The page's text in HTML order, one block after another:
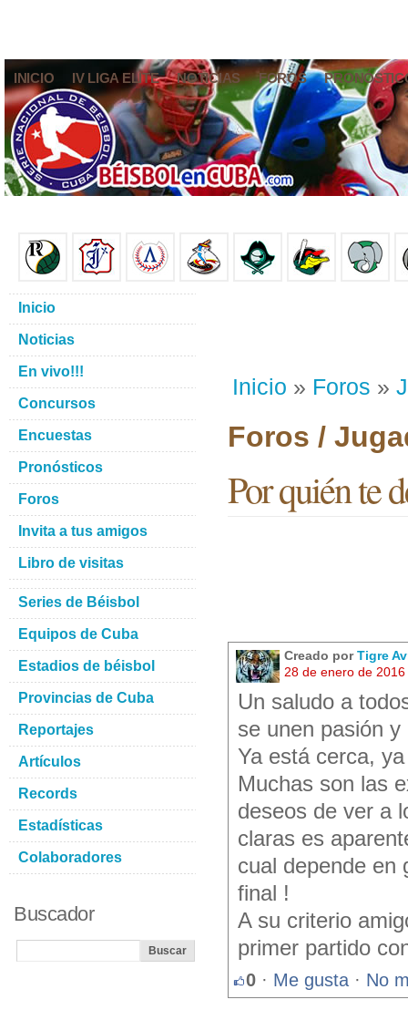
INICIO IV LIGA ELITE NOTICIAS FOROS
Inicio » Foros »
Foros /
Por quién te
Creado porTigre
28 de enero de
Un saludo a
se unen pasión y
Ya está cerca,
Muchas son las
deseos de ver a
claras es
cual depende en
final !
A su criterio
primer partido
0 · Me gusta · No
Inicio
Noticias
En vivo!!!
Concursos
Encuestas
Pronósticos
Foros
Invita a tus amigos
Libro de visitas
Series de Béisbol
Equipos de Cuba
Estadios de béisbol
Provincias de Cuba
Reportajes
Artículos
Records
Estadísticas
Colaboradores
Buscador